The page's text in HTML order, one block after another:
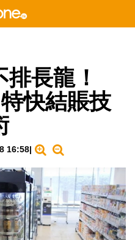
長龍！
快結賬技
16:58|